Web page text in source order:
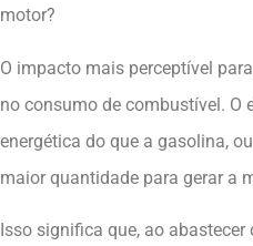
motor?
O impacto mais perceptível
no consumo de combustível. O
energética do que a gasolina,
maior quantidade para gerar a
Isso significa que, ao